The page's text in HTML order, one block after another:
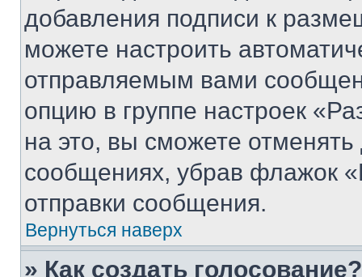
добавления подписи к
можете настроить
отправляемым вами
опцию в группе настроек
на это, вы сможете
сообщениях, убрав флажок
отправки сообщения.
Вернуться наверх
» Как создать голосование?